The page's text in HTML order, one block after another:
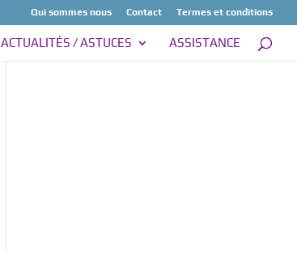
Qui sommes nous Contact Termes et conditions
ACTUALITÉS / ASTUCES ASSISTANCE